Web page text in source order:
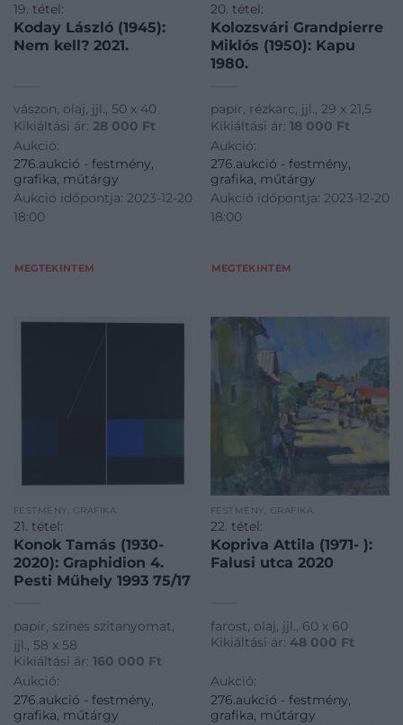
19. tétel:
Koday László (1945):
Nem kell? 2021.
vászon, olaj, jjl., 50 x 40
Kikiáltási ár: 28 000 Ft
Aukció:
276.aukció - festmény,
grafika, műtárgy
Aukció időpontja: 2023-12-20
18:00
MEGTEKINTEM
20. tétel:
Kolozsvári Grandpierre
Miklós (1950): Kapu
1980.
papír, rézkarc, jjl., 29 x 21,5
Kikiáltási ár: 18 000 Ft
Aukció:
276.aukció - festmény,
grafika, műtárgy
Aukció időpontja: 2023-12-20
18:00
MEGTEKINTEM
FESTMÉNY, GRAFIKA
21. tétel:
Konok Tamás (1930-
2020): Graphidion 4.
Pesti Műhely 1993 75/17
papír, színes szitanyomat,
jjl., 58 x 58
Kikiáltási ár: 160 000 Ft
Aukció:
276.aukció - festmény,
grafika, műtárgy
FESTMÉNY, GRAFIKA
22. tétel:
Kopriva Attila (1971- ):
Falusi utca 2020
farost, olaj, jjl., 60 x 60
Kikiáltási ár: 48 000 Ft
Aukció:
276.aukció - festmény,
grafika, műtárgy